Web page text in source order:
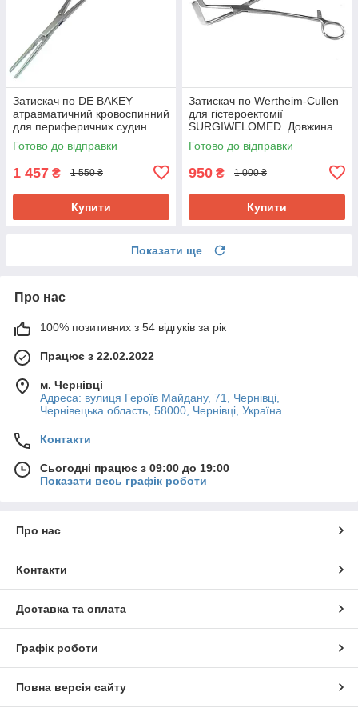
Затискач по DE BAKEY
атравматичний кровоспинний
для периферичних судин
SURGIWELOMED Довжина
18,0 см
Готово до відправки
1 457 ₴ 1 550 ₴
Купити
Затискач по Wertheim-Cullen
для гістероектомії
SURGIWELOMED. Довжина
21,5 см
Готово до відправки
950 ₴ 1 000 ₴
Купити
Показати ще
Про нас
100% позитивних з 54 відгуків за рік
Працює з 22.02.2022
м. Чернівці
Адреса: вулиця Героїв Майдану, 71, Чернівці,
Чернівецька область, 58000, Чернівці, Україна
Контакти
Сьогодні працює з 09:00 до 19:00
Показати весь графік роботи
Про нас
Контакти
Доставка та оплата
Графік роботи
Повна версія сайту